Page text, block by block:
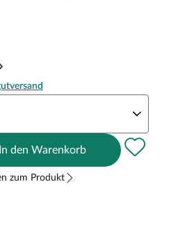
In den Warenkorb
zum Produkt